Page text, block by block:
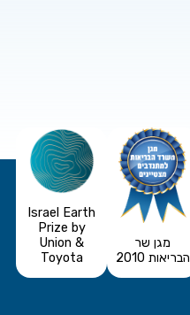
מגן שר
הבריאות 2010
Israel Earth
Prize by
Union &
Toyota